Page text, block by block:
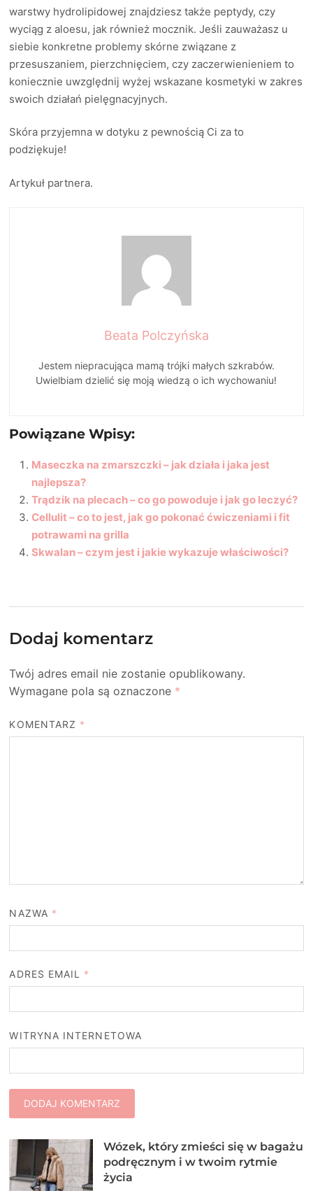
warstwy hydrolipidowej znajdziesz także peptydy, czy
wyciąg z aloesu, jak również mocznik. Jeśli zauważasz u
siebie konkretne problemy skórne związane z
przesuszaniem, pierzchnięciem, czy zaczerwienieniem to
koniecznie uwzględnij wyżej wskazane kosmetyki w zakres
swoich działań pielęgnacyjnych.
Skóra przyjemna w dotyku z pewnością Ci za to
podziękuje!
Artykuł partnera.
Beata Polczyńska
Jestem niepracująca mamą trójki małych szkrabów.
Uwielbiam dzielić się moją wiedzą o ich wychowaniu!
Powiązane Wpisy:
Maseczka na zmarszczki – jak działa i jaka jest
najlepsza?
Trądzik na plecach – co go powoduje i jak go leczyć?
Cellulit – co to jest, jak go pokonać ćwiczeniami i fit
potrawami na grilla
Skwalan – czym jest i jakie wykazuje właściwości?
Dodaj komentarz
Twój adres email nie zostanie opublikowany.
Wymagane pola są oznaczone *
KOMENTARZ *
NAZWA *
ADRES EMAIL *
WITRYNA INTERNETOWA
Wózek, który zmieści się w bagażu
podręcznym i w twoim rytmie
życia